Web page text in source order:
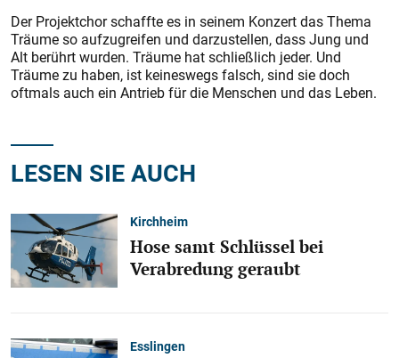
Der Projektchor schaffte es in seinem Konzert das Thema
Träume so aufzugreifen und darzustellen, dass Jung und
Alt berührt wurden. Träume hat schließlich jeder. Und
Träume zu haben, ist keineswegs falsch, sind sie doch
oftmals auch ein Antrieb für die Menschen und das Leben.
LESEN SIE AUCH
Kirchheim
Hose samt Schlüssel bei
Verabredung geraubt
Esslingen